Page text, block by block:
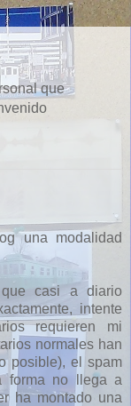
que
una modalidad
casi a diario
intente
requieren mi
normales han
posible), el spam
forma no llega a
ha montado una